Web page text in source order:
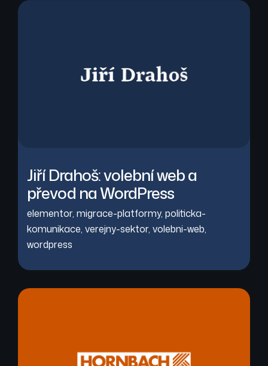
Jiří Drahoš: volební web a
převod na WordPress
elementor, migrace-platformy, politicka-
komunikace, verejny-sektor, volebni-web,
wordpress